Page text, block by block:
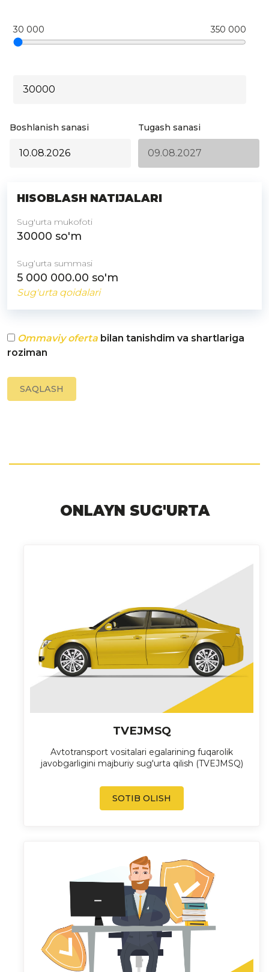
30 000 350 000
Boshlanish sanasi Tugash sanasi
HISOBLASH NATIJALARI
Sug'urta mukofoti
30000 so'm
Sugʻurta summasi
5 000 000.00 so'm
Sug'urta qoidalari
Ommaviy oferta bilan tanishdim va shartlariga
roziman
SAQLASH
ONLAYN SUG'URTA
TVEJMSQ
Avtotransport vositalari egalarining fuqarolik
javobgarligini majburiy sug'urta qilish (TVEJMSQ)
SOTIB OLISH